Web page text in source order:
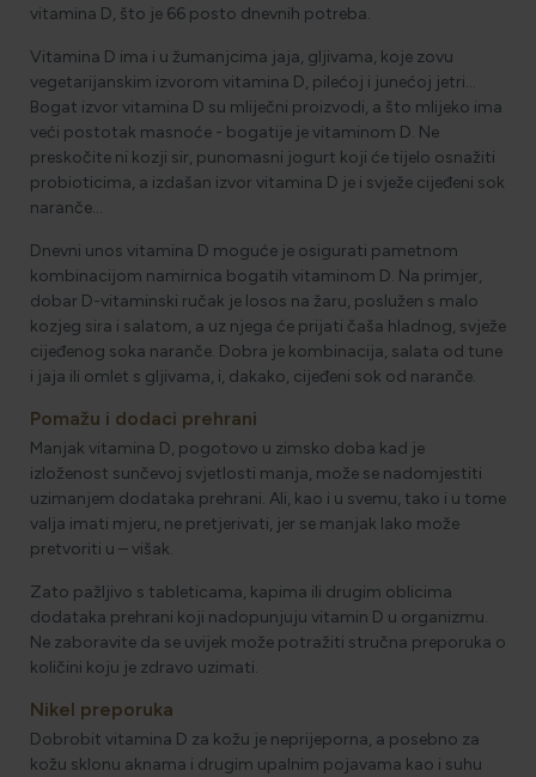
vitamina D, što je 66 posto dnevnih potreba.
Vitamina D ima i u žumanjcima jaja, gljivama, koje zovu
vegetarijanskim izvorom vitamina D, pilećoj i junećoj jetri…
Bogat izvor vitamina D su mliječni proizvodi, a što mlijeko ima
veći postotak masnoće - bogatije je vitaminom D. Ne
preskočite ni kozji sir, punomasni jogurt koji će tijelo osnažiti
probioticima, a izdašan izvor vitamina D je i svježe cijeđeni sok
naranče…
Dnevni unos vitamina D moguće je osigurati pametnom
kombinacijom namirnica bogatih vitaminom D. Na primjer,
dobar D-vitaminski ručak je losos na žaru, poslužen s malo
kozjeg sira i salatom, a uz njega će prijati čaša hladnog, svježe
cijeđenog soka naranče. Dobra je kombinacija, salata od tune
i jaja ili omlet s gljivama, i, dakako, cijeđeni sok od naranče.
Pomažu i dodaci prehrani
Manjak vitamina D, pogotovo u zimsko doba kad je
izloženost sunčevoj svjetlosti manja, može se nadomjestiti
uzimanjem dodataka prehrani. Ali, kao i u svemu, tako i u tome
valja imati mjeru, ne pretjerivati, jer se manjak lako može
pretvoriti u – višak.
Zato pažljivo s tableticama, kapima ili drugim oblicima
dodataka prehrani koji nadopunjuju vitamin D u organizmu.
Ne zaboravite da se uvijek može potražiti stručna preporuka o
količini koju je zdravo uzimati.
Nikel preporuka
Dobrobit vitamina D za kožu je neprijeporna, a posebno za
kožu sklonu aknama i drugim upalnim pojavama kao i suhu